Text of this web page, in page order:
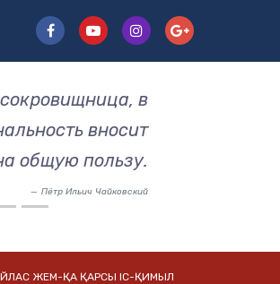
в
вносит
общую пользу.
Пётр Ильич Чайковский
ЖЕМ-ҚА ҚАРСЫ ІС-ҚИМЫЛ